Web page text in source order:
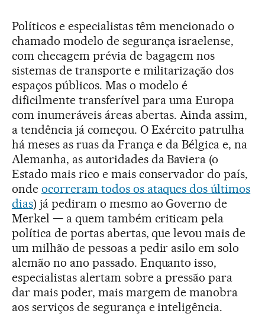
Políticos e especialistas têm mencionado o
chamado modelo de segurança israelense,
com checagem prévia de bagagem nos
sistemas de transporte e militarização dos
espaços públicos. Mas o modelo é
dificilmente transferível para uma Europa
com inumeráveis áreas abertas. Ainda assim,
a tendência já começou. O Exército patrulha
há meses as ruas da França e da Bélgica e, na
Alemanha, as autoridades da Baviera (o
Estado mais rico e mais conservador do país,
onde ocorreram todos os ataques dos últimos
dias) já pediram o mesmo ao Governo de
Merkel — a quem também criticam pela
política de portas abertas, que levou mais de
um milhão de pessoas a pedir asilo em solo
alemão no ano passado. Enquanto isso,
especialistas alertam sobre a pressão para
dar mais poder, mais margem de manobra
aos serviços de segurança e inteligência.